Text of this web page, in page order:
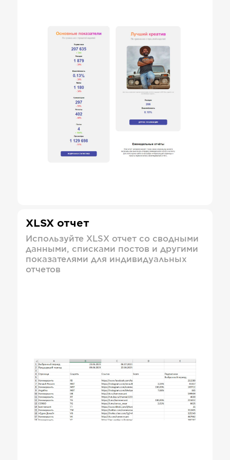
XLSX отчет
Используйте XLSX отчет со сводными
данными, списками постов и другими
показателями для индивидуальных
отчетов